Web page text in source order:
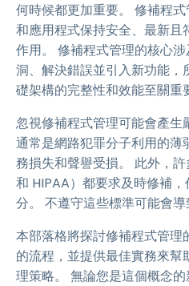
何時候都更加重要。 修補程
和應用程式保持安全、最新且
作用。 修補程式管理的核心
洞、解決錯誤並引入新功能，
礎架構的完整性和效能至關重
忽視修補程式管理可能會產
通常是網路犯罪分子利用的
務損失和聲譽受損。 此外，
和 HIPAA）都要求及時修補
分。 不遵守這些標準可能會導
本部落格將探討修補程式管理
的流程，並提供最佳實務來
理策略。 無論您是這個概念